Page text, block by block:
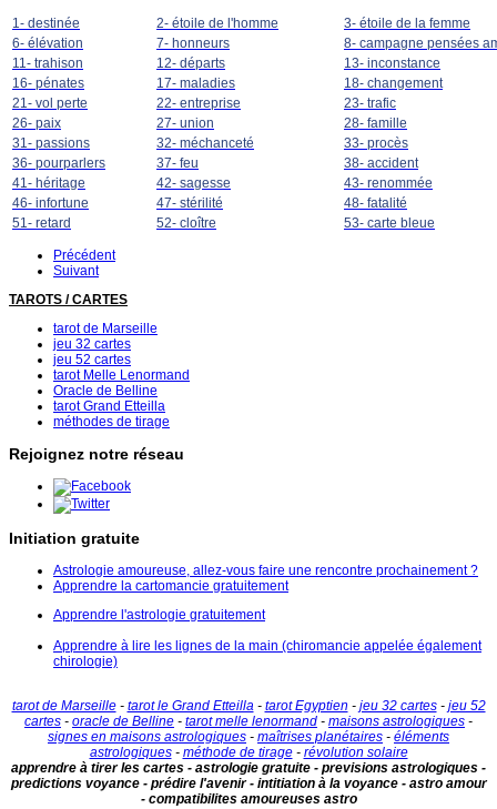
1- destinée 2- étoile de l'homme
3- étoile de la femme
6- élévation
7- honneurs
8- campagne pensées
11- trahison
12- départs
13- inconstance
16- pénates
17- maladies
18- changement
21- vol perte
22- entreprise
23- trafic
26- paix
27- union
28- famille
31- passions
32- méchanceté
33- procès
36- pourparlers
37- feu
38- accident
41- héritage
42- sagesse
43- renommée
46- infortune
47- stérilité
48- fatalité
51- retard
52- cloître 53- carte bleue
Précédent
Suivant
TAROTS / CARTES
tarot de Marseille
jeu 32 cartes
jeu 52 cartes
tarot Melle Lenormand
Oracle de Belline
tarot Grand Etteilla
méthodes de tirage
Rejoignez notre réseau
Initiation gratuite
Astrologie amoureuse, allez-vous faire une rencontre prochainement ?
Apprendre la cartomancie gratuitement
Apprendre l'astrologie gratuitement
Apprendre à lire les lignes de la main (chiromancie appelée également
chirologie)
tarot de Marseille- tarot le Grand Etteilla- tarot Egyptien - jeu 32 cartes- jeu 52
cartes - oracle de Belline - tarot melle lenormand - maisons astrologiques -
signes en maisons astrologiques - maîtrises planétaires - éléments
astrologiques- méthode de tirage- révolution solaire
apprendre à tirer les cartes - astrologie gratuite - previsions astrologiques -
predictions voyance - prédire l'avenir - intitiation à la voyance - astro amour
- compatibilites amoureuses astro